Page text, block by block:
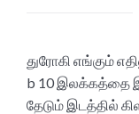
துரோகி எங்கும்
b 10 இலக்கத்தை
தேடும் இடத்தில்